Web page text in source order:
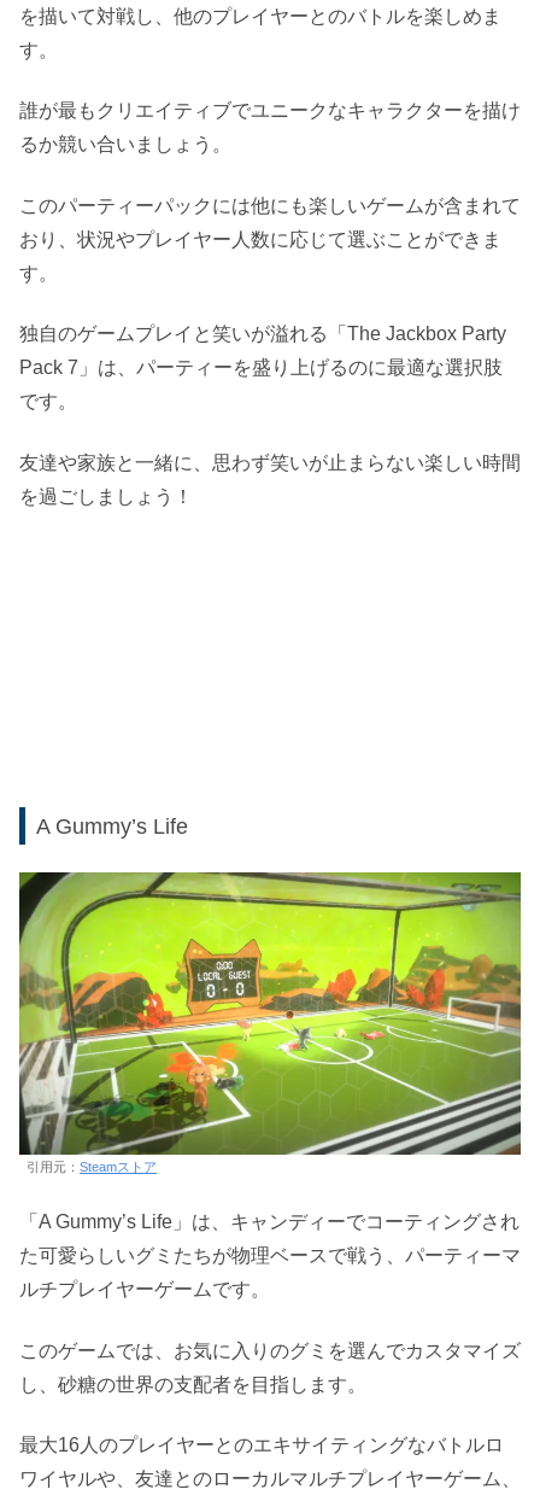
を描いて対戦し、他のプレイヤーとのバトルを楽しめま
す。
誰が最もクリエイティブでユニークなキャラクターを描け
るか競い合いましょう。
このパーティーパックには他にも楽しいゲームが含まれて
おり、状況やプレイヤー人数に応じて選ぶことができま
す。
独自のゲームプレイと笑いが溢れる「The Jackbox Party
Pack 7」は、パーティーを盛り上げるのに最適な選択肢
です。
友達や家族と一緒に、思わず笑いが止まらない楽しい時間
を過ごしましょう！
A Gummy’s Life
引用元： Steamストア
「A Gummy’s Life」は、キャンディーでコーティングされ
た可愛らしいグミたちが物理ベースで戦う、パーティーマ
ルチプレイヤーゲームです。
このゲームでは、お気に入りのグミを選んでカスタマイズ
し、砂糖の世界の支配者を目指します。
最大16人のプレイヤーとのエキサイティングなバトルロ
ワイヤルや、友達とのローカルマルチプレイヤーゲーム、